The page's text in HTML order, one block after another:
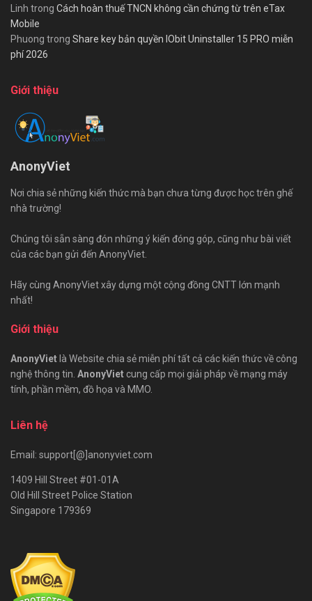
Linh trong Cách hoàn thuế TNCN không cần chứng từ trên eTax
Mobile
Phuong trong Share key bản quyền IObit Uninstaller 15 PRO miễn
phí 2026
Giới thiệu
AnonyViet
Nơi chia sẻ những kiến thức mà bạn chưa từng được học trên ghế
nhà trường!
Chúng tôi sẵn sàng đón những ý kiến đóng góp, cũng như bài viết
của các bạn gửi đến AnonyViet.
Hãy cùng AnonyViet xây dựng một cộng đồng CNTT lớn mạnh
nhất!
Giới thiệu
AnonyViet là Website chia sẻ miễn phí tất cả các kiến thức về công
nghệ thông tin. AnonyViet cung cấp mọi giải pháp về mạng máy
tính, phần mềm, đồ họa và MMO.
Liên hệ
Email: support[@]anonyviet.com
1409 Hill Street #01-01A
Old Hill Street Police Station
Singapore 179369